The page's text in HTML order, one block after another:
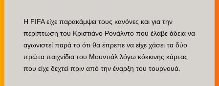
Η FIFA είχε παρακάμψει τους κανόνες και για την
περίπτωση του Κριστιάνο Ρονάλντο που έλαβε άδεια να
αγωνιστεί παρά το ότι θα έπρεπε να είχε χάσει τα δύο
πρώτα παιχνίδια του Μουντιάλ λόγω κόκκινης κάρτας
που είχε δεχτεί πριν από την έναρξη του τουρνουά.